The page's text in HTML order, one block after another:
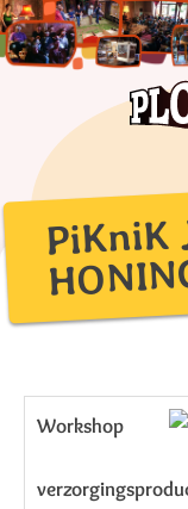
Skip
to
content
PiKniK
Workshop